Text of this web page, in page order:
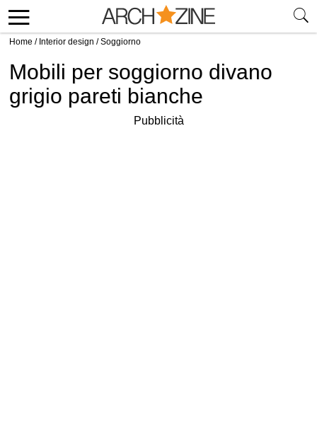
Home / Interior design /Soggiorno
Mobili per soggiorno divano
grigio pareti bianche
Pubblicità